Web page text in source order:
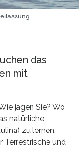
das
mit
jagen Sie? Wo
natürliche
zu lernen,
Terrestrische und